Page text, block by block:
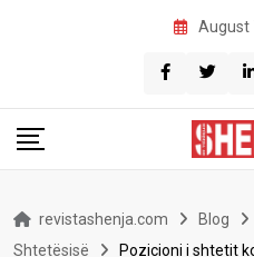
August
revistashenja.com Blog
Shtetësisë
Pozicioni i shtetit